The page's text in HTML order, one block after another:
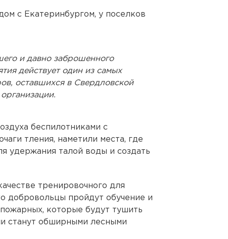
с Екатеринбургом, у поселков
и давно заброшенного
действует один из самых
оставшихся в Свердловской
беспилотниками с
тления, наметили места, где
удержания талой воды и создать
тренировочного для
добровольцы пройдут обучение и
которые будут тушить
станут обширными лесными